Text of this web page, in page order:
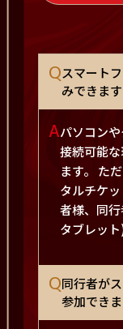
Qスマート
みできま
Aパソコン
接続可能
ます。 た
タルチケ
者様、同
タブレット
Q同行者が
参加でき